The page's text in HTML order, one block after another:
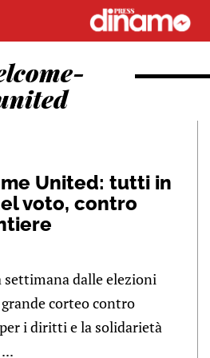
United: tutti in
voto, contro
settimana dalle elezioni
corteo contro
i diritti e la solidarietà